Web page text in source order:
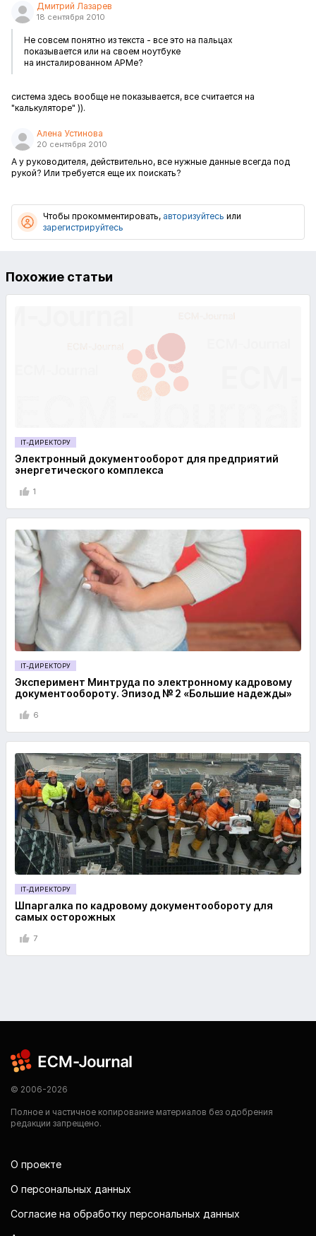
Дмитрий Лазарев
18 сентября 2010
Не совсем понятно из текста - все это на пальцах
показывается или на своем ноутбуке
на инсталированном АРМе?
система здесь вообще не показывается, все считается на
"калькуляторе" )).
Алена Устинова
20 сентября 2010
А у руководителя, действительно, все нужные данные всегда под
рукой? Или требуется еще их поискать?
Чтобы прокомментировать, авторизуйтесь или
зарегистрируйтесь
Похожие статьи
IT-ДИРЕКТОРУ
Электронный документооборот для предприятий
энергетического комплекса
1
IT-ДИРЕКТОРУ
Эксперимент Минтруда по электронному кадровому
документообороту. Эпизод № 2 «Большие надежды»
6
IT-ДИРЕКТОРУ
Шпаргалка по кадровому документообороту для
самых осторожных
7
© 2006-2026
Полное и частичное копирование материалов без одобрения
редакции запрещено.
О проекте
О персональных данных
Согласие на обработку персональных данных